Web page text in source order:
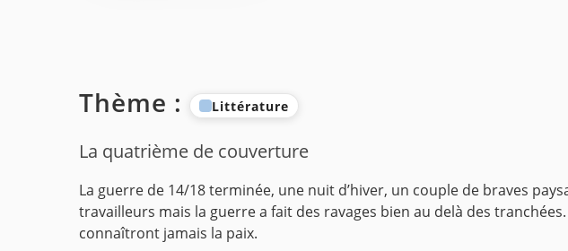
Thème : Littérature
La quatrième de couverture
La guerre de 14/18 terminée, une nuit d’hiver, un couple de braves
travailleurs mais la guerre a fait des ravages bien au delà des
connaîtront jamais la paix.